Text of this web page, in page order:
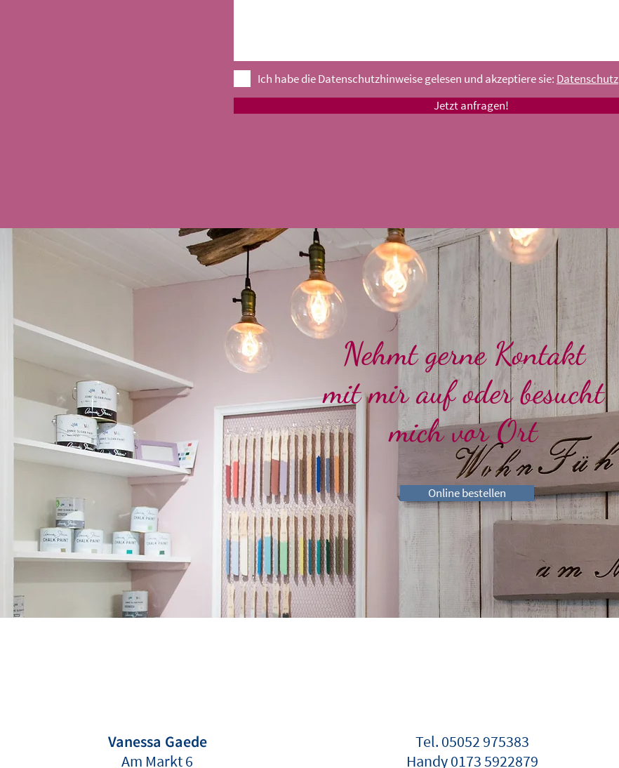
Ich habe die Datenschutzhinweise gelesen und akzeptiere sie: Datenschutz
Jetzt anfragen!
Nehmt gerne Kontakt
mit mir auf oder besucht
mich vor Ort
Online bestellen
Vanessa Gaede
Am Markt 6
Tel. 05052 975383
Handy 0173 5922879